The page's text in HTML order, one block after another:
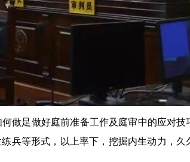
足做好庭前准备工作及庭审中的应对技
兵等形式，以上率下，挖掘内生动力，久